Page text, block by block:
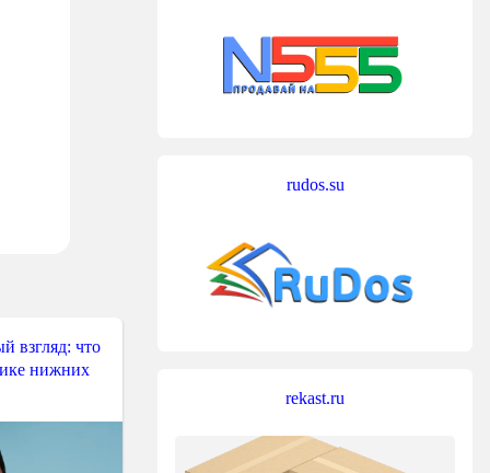
взгляд: что
нижних
rudos.su
rekast.ru